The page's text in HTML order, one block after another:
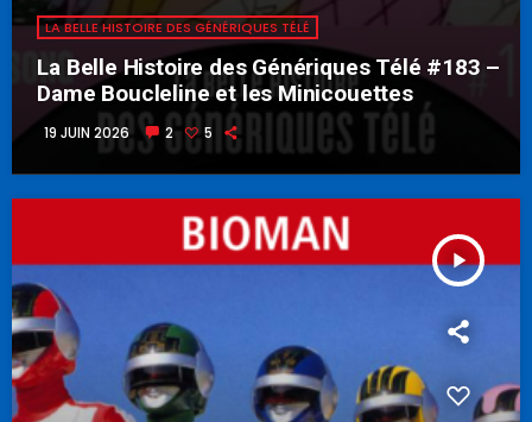
LA BELLE HISTOIRE DES GÉNÉRIQUES TÉLÉ
La Belle Histoire des Génériques Télé #183 –
Dame Boucleline et les Minicouettes
19 JUIN 2026 2 5
play_arrow